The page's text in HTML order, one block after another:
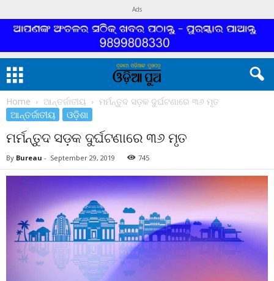
Ads
Home ଆନ୍ତର୍ଜାତୀୟ ମର୍ମନ୍ତୁଦ ସଡ଼କ ଦୁର୍ଘଟଣାରେ ୩୬ ମୃତ
ଆନ୍ତର୍ଜାତୀୟ ଓଡ଼ିଶା
ମର୍ମନ୍ତୁଦ ସଡ଼କ ଦୁର୍ଘଟଣାରେ ୩୬ ମୃତ
By Bureau - September 29, 2019 745